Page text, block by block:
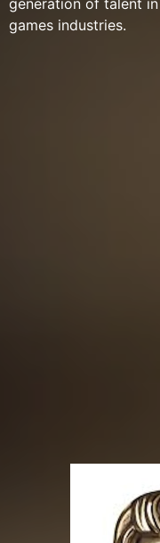
generation of talent
games industries.